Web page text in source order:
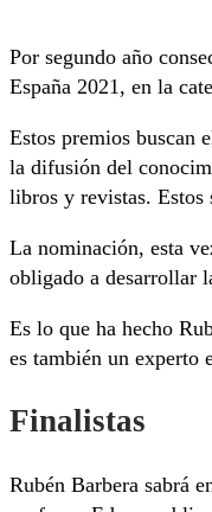
Por segundo año
España 2021, en la
Estos premios buscan
la difusión del
libros y revistas. Estos
La nominación, esta
obligado a desarrollar
Es lo que ha hecho
es también un experto
Finalistas
Rubén Barbera sabrá